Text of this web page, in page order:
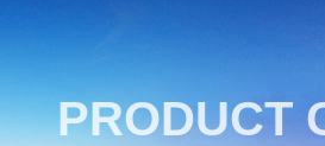
PRODUCT